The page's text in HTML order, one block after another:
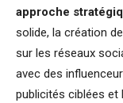
approche
solide, la création
sur les réseaux
avec des
publicités ciblées et